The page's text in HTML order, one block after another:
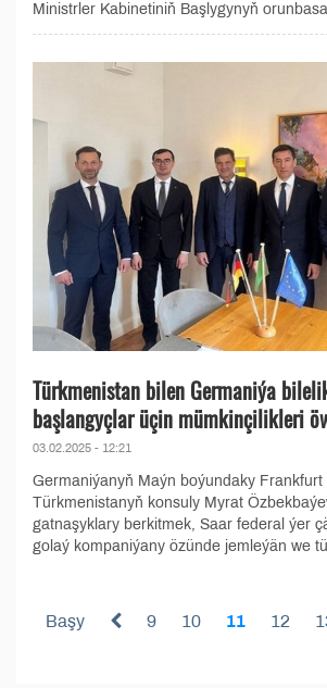
Ministrler Kabinetiniň Başlygynyň
Türkmenistan bilen Germaniýa
başlangyçlar üçin mümkinçilikleri
03.02.2025 - 12:21
Germaniýanyň Maýn boýundaky Frankfurt
Türkmenistanyň konsuly Myrat
gatnaşyklary berkitmek, Saar federal ýer
golaý kompaniýany özünde jemleýän we
Başy 9 10 11 12